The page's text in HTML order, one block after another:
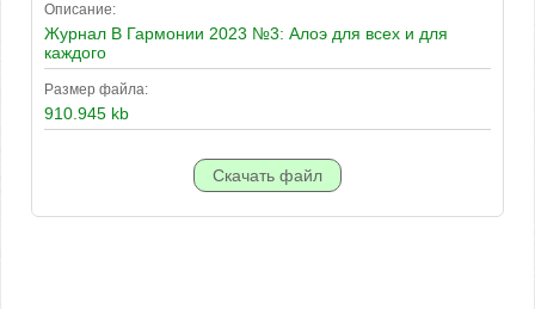
Описание:
Журнал В Гармонии 2023 №3: Алоэ для всех и для
каждого
Размер файла:
910.945 kb